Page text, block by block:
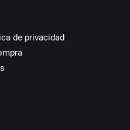
de privacidad